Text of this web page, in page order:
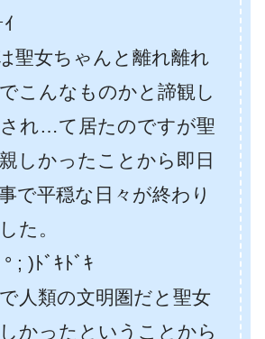
聖女ちゃんと離れ離れ
こんなものかと諦観し
れ…て居たのですが聖
しかったことから即日
で平穏な日々が終わり
た。
; )ﾄﾞｷﾄﾞｷ
人類の文明圏だと聖女
かったということから